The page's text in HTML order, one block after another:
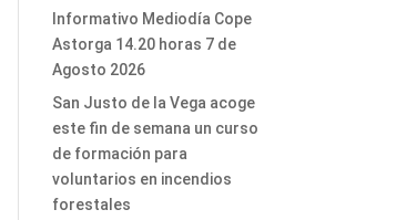
Informativo Mediodía Cope
Astorga 14.20 horas 7 de
Agosto 2026
San Justo de la Vega acoge
este fin de semana un curso
de formación para
voluntarios en incendios
forestales